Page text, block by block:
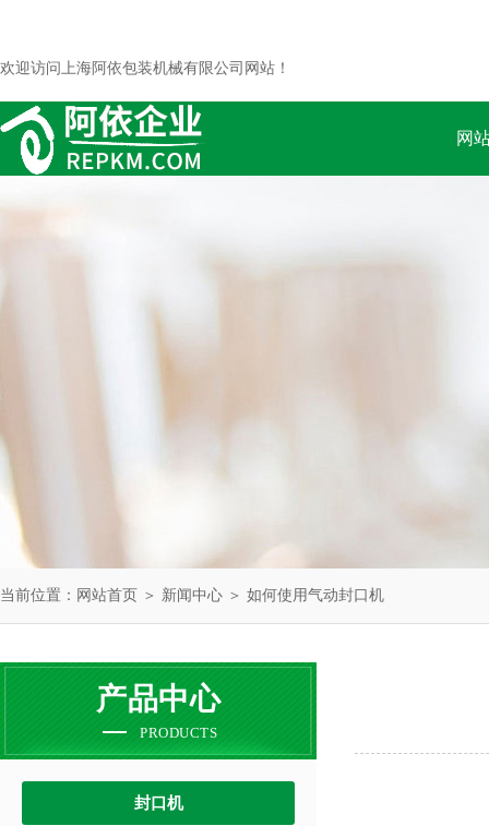
欢迎访问上海阿依包装机械有限公司网站！
网
当前位置： 网站首页 ＞ 新闻中心 ＞ 如何使用气动封口机
产品中心
PRODUCTS
封口机